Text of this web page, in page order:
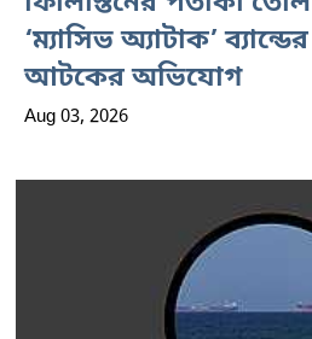
‘ম্যাসিভ অ্যাটাক’
আটকের অভিযোগ
Aug 03, 2026